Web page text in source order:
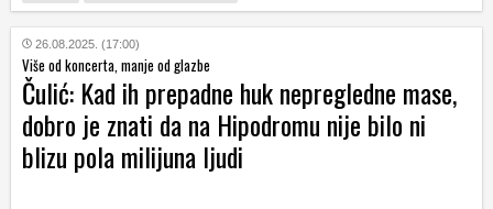
26.08.2025. (17:00)
Više od koncerta, manje od glazbe
Čulić: Kad ih prepadne huk nepregledne mase,
dobro je znati da na Hipodromu nije bilo ni
blizu pola milijuna ljudi